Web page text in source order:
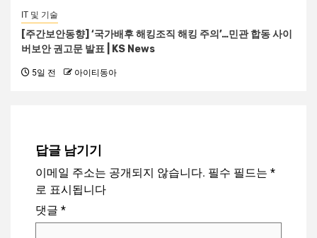
IT 및 기술
[주간보안동향] ‘국가배후 해킹조직 해킹 주의’…민관 합동 사이
버보안 권고문 발표 | KS News
5일 전 아이티동아
답글 남기기
이메일 주소는 공개되지 않습니다. 필수 필드는 *
로 표시됩니다
댓글 *